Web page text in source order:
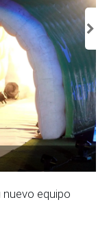
equipo